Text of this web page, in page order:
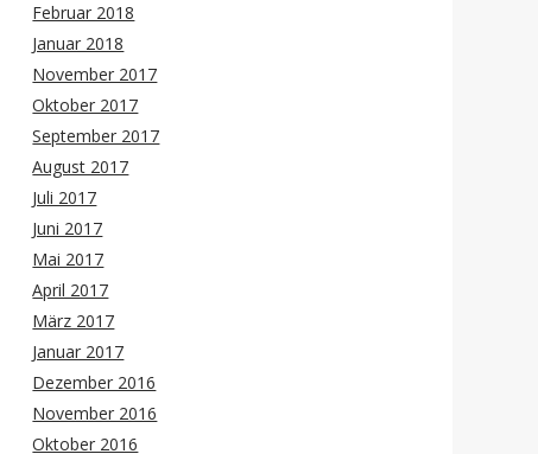
Februar 2018
Januar 2018
November 2017
Oktober 2017
September 2017
August 2017
Juli 2017
Juni 2017
Mai 2017
April 2017
März 2017
Januar 2017
Dezember 2016
November 2016
Oktober 2016